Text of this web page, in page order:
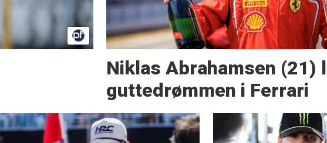
Niklas Abrahamsen (21)
guttedrømmen i Ferrari